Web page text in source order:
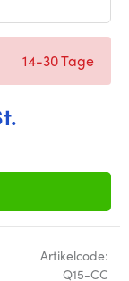
14-30 Tage
Artikelcode:
Q15-CC